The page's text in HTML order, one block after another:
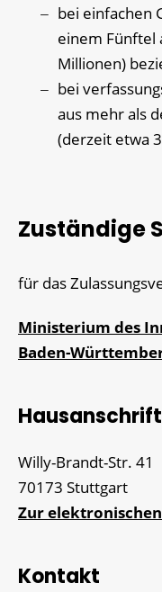
bei einfachen
einem Fünftel
Millionen)
bei
aus mehr als
(derzeit etwa
Zuständige
für das
Ministerium des
Baden-
Hausanschrift
Willy-Brandt-Str. 41
70173 Stuttgart
Zur
Kontakt